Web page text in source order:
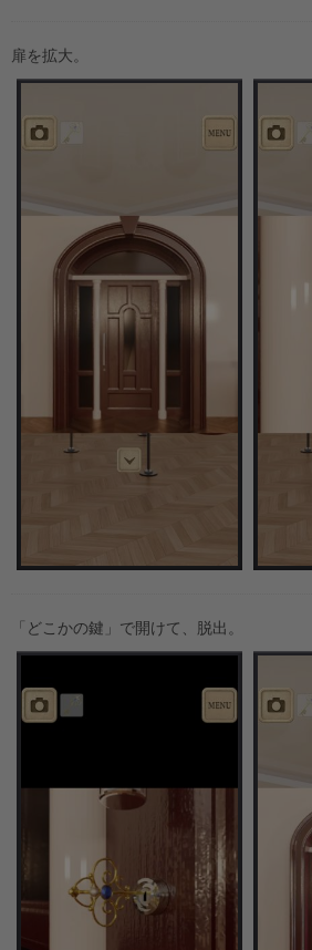
扉を拡大。
「どこかの鍵」で開けて、脱出。